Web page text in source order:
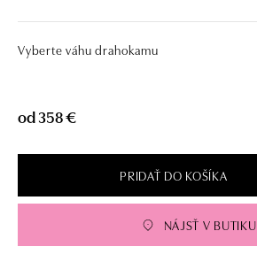
Vyberte váhu drahokamu
od 358 €
PRIDAŤ DO KOŠÍKA
NÁJSŤ V BUTIKU